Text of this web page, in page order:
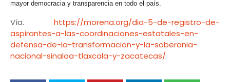
mayor democracia y transparencia en todo el país.
Vía. https://morena.org/dia-5-de-registro-de-
aspirantes-a-las-coordinaciones-estatales-en-
defensa-de-la-transformacion-y-la-soberania-
nacional-sinaloa-tlaxcala-y-zacatecas/